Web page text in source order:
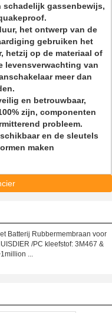
gassenbewijs,
het ontwerp van de
gebruiken het
hetzij op de materiaal of
levensverwachting van
meer dan
en betrouwbaar,
zijn, componenten
probleem.
en de sleutels
maken
Batterij Rubbermembraan voor
/PC kleefstof: 3M467 &
...